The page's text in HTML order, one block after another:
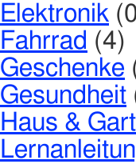
Elektronik
Fahrrad (4)
Geschenke
Gesundheit
Haus &